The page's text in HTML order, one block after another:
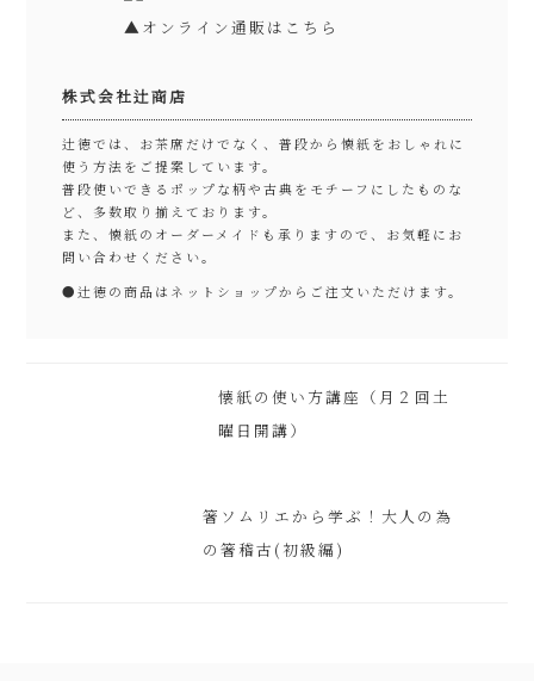
▲オンライン通販はこちら
株式会社辻商店
辻徳では、お茶席だけでなく、普段から懐紙をおしゃれに
使う方法をご提案しています。
普段使いできるポップな柄や古典をモチーフにしたものな
ど、多数取り揃えております。
また、懐紙のオーダーメイドも承りますので、お気軽にお
問い合わせください。
●辻徳の商品はネットショップからご注文いただけます。
懐紙の使い方講座（月２回土
曜日開講）
箸ソムリエから学ぶ！大人の為
の箸稽古(初級編)